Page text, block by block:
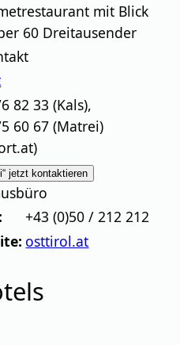
mit Blick
60 Dreitausender
82 33 (Kals),
60 67 (Matrei)
jetzt kontaktieren
+43 (0)50 / 212 212
osttirol.at